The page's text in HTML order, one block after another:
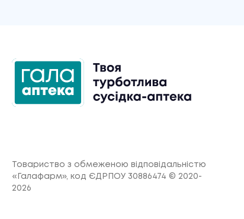
Товариство з обмеженою відповідальністю
«Галафарм», код ЄДРПОУ 30886474 © 2020-
2026